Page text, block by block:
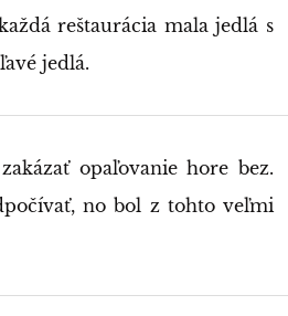
reštaurácia mala jedlá s
jedlá.
opaľovanie hore bez.
no bol z tohto veľmi